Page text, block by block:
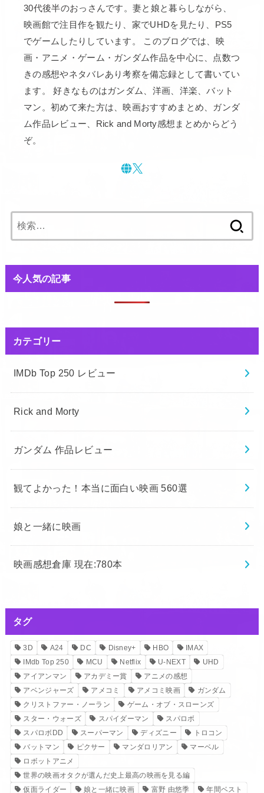
30代後半のおっさんです。妻と娘と暮らしながら、
映画館で注目作を観たり、家でUHDを見たり、PS5
でゲームしたりしています。 このブログでは、映
画・アニメ・ゲーム・ガンダム作品を中心に、点数つ
きの感想やネタバレあり考察を備忘録として書いてい
ます。 好きなものはガンダム、洋画、洋楽、バット
マン。初めて来た方は、映画おすすめまとめ、ガンダ
ム作品レビュー、Rick and Morty感想まとめからどう
ぞ。
索:
今人気の記事
カテゴリー
IMDb Top 250 レビュー
Rick and Morty
ガンダム 作品レビュー
観てよかった！本当に面白い映画 560選
娘と一緒に映画
映画感想倉庫 現在:780本
タグ
3D A24 DC Disney+ HBO
IMAX
IMdb Top 250
MCU Netflix U-NEXT
UHD
アイアンマン
アカデミー賞
アニメの感想
アベンジャーズ
アメコミ アメコミ映画
ガンダム
クリストファー・ノーラン
ゲーム・オブ・スローンズ
スター・ウォーズ
スパイダーマン
スパロボ
スパロボDD
スーパーマン ディズニー
トロコン
バットマン
ピクサー マンダロリアン
マーベル
ロボットアニメ
世界の映画オタクが選んだ史上最高の映画を見る編
仮面ライダー
娘と一緒に映画 富野 由悠季 年間ベスト